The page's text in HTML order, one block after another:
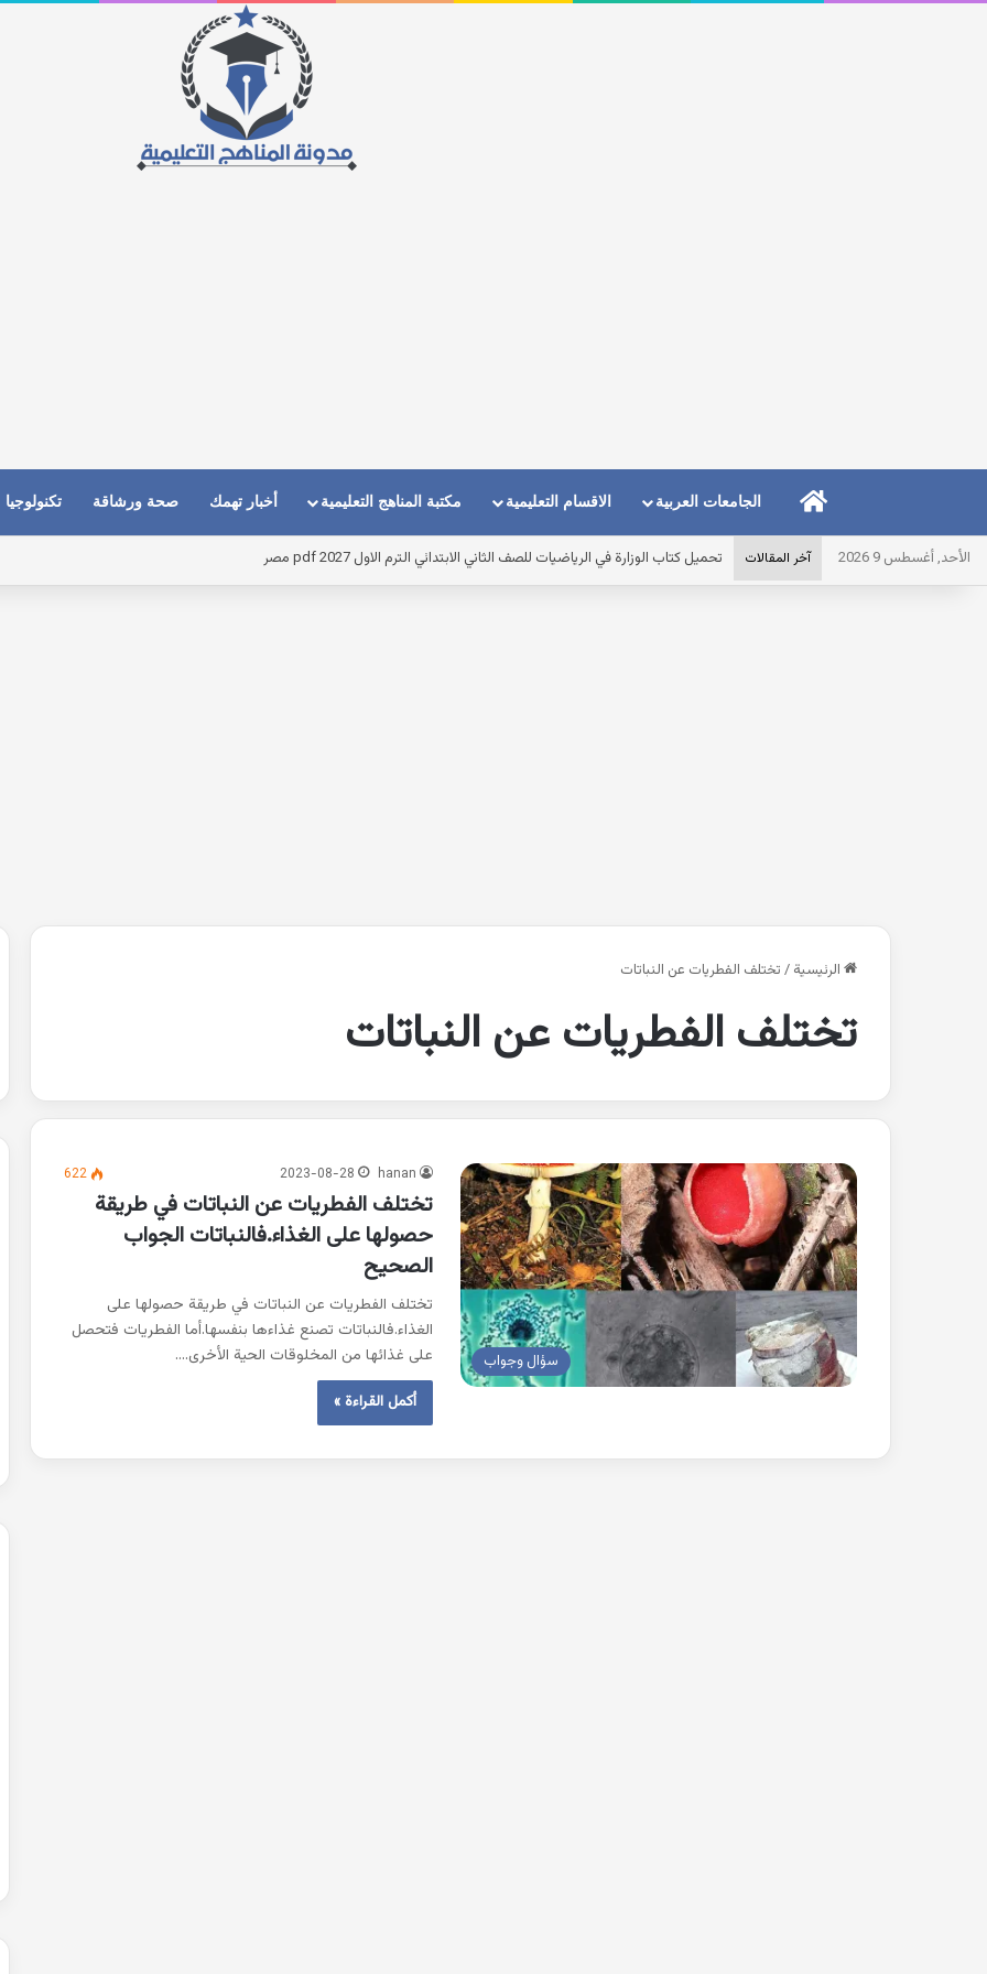
الرئيسيةالجامعات العربية الاقسام التعليمية مكتبة المناهج التعليمية أخبار تهمك صحة ورشاقة تكنولوجيا
الأحد, أغسطس 9 2026 آخر المقالات مذكرة القواعد النحوية للصف الخامس الابتدائى الترم الاول 2027 pdf مصر
الرئيسية / تختلف الفطريات عن النباتات
تختلف الفطريات عن النباتات
سؤال وجواب
hanan
2023-08-28
622
تختلف الفطريات عن النباتات في طريقة
حصولها على الغذاء.فالنباتات الجواب
الصحيح
تختلف الفطريات عن النباتات في طريقة حصولها على
الغذاء.فالنباتات تصنع غذاءها بنفسها.أما الفطريات فتحصل
على غذائها من المخلوقات الحية الأخرى.…
أكمل القراءة »